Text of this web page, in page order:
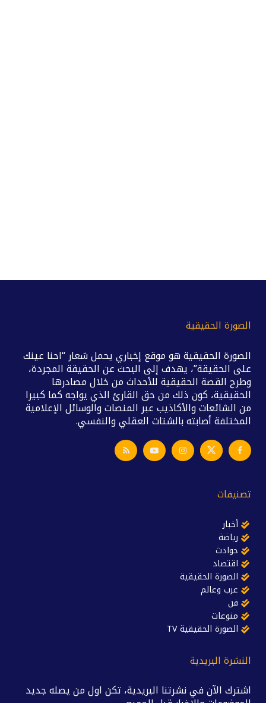
الصورة الحقيقية
الصورة الحقيقية هو موقع إخباري يحمل شعار “احنا عينك
على الحقيقة”، يهدف إلى البحث عن الحقيقة المجردة،
وطرح القصة الحقيقية للأحداث من خلال مصادرها
الحقيقية، كون ذلك من حق القارئ الذي يواجه كما كبيرا
من الشائعات والأكاذيب عبر المنصات والوسائل الإعلامية
المختلفة أصابته بالشتات العقلي والنفسي.
تصنيفات
أخبار
رياضة
حوادث
اقتصاد
الصورة الحقيقية
عرب وعالم
فن
منوعات
الصورة الحقيقية TV
النشرة البريدية
اشترك الآن في نشرتنا البريدية، تكن اول من يصله جديد